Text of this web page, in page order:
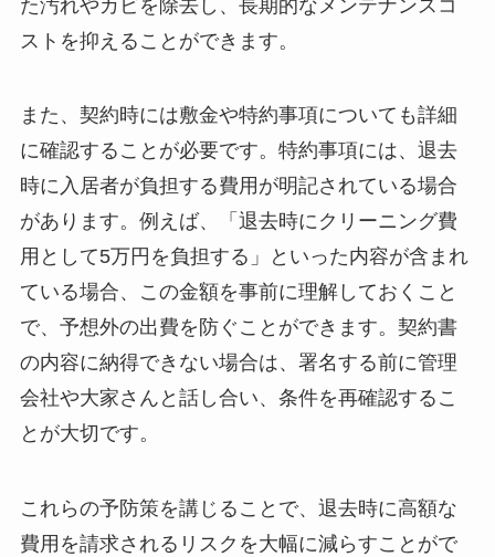
た汚れやカビを除去し、長期的なメンテナンスコ
ストを抑えることができます。
また、契約時には敷金や特約事項についても詳細
に確認することが必要です。特約事項には、退去
時に入居者が負担する費用が明記されている場合
があります。例えば、「退去時にクリーニング費
用として5万円を負担する」といった内容が含まれ
ている場合、この金額を事前に理解しておくこと
で、予想外の出費を防ぐことができます。契約書
の内容に納得できない場合は、署名する前に管理
会社や大家さんと話し合い、条件を再確認するこ
とが大切です。
これらの予防策を講じることで、退去時に高額な
費用を請求されるリスクを大幅に減らすことがで